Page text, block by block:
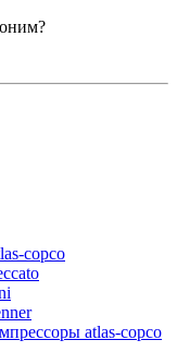
copco
atlas-copco